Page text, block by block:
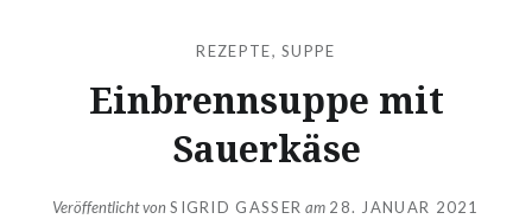
REZEPTE,SUPPE
Einbrennsuppe mit
Sauerkäse
Veröffentlicht vonSIGRID GASSER am 28. JANUAR 2021